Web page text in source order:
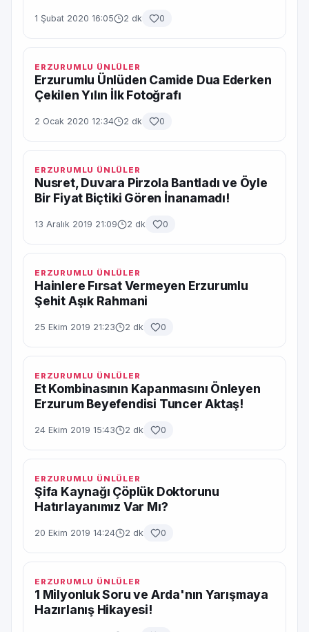
1 Şubat 2020 16:05 2 dk 0
ERZURUMLU ÜNLÜLER
Erzurumlu Ünlüden Camide Dua Ederken
Çekilen Yılın İlk Fotoğrafı
2 Ocak 2020 12:34 2 dk 0
ERZURUMLU ÜNLÜLER
Nusret, Duvara Pirzola Bantladı ve Öyle
Bir Fiyat Biçtiki Gören İnanamadı!
13 Aralık 2019 21:09 2 dk 0
ERZURUMLU ÜNLÜLER
Hainlere Fırsat Vermeyen Erzurumlu
Şehit Aşık Rahmani
25 Ekim 2019 21:23 2 dk 0
ERZURUMLU ÜNLÜLER
Et Kombinasının Kapanmasını Önleyen
Erzurum Beyefendisi Tuncer Aktaş!
24 Ekim 2019 15:43 2 dk 0
ERZURUMLU ÜNLÜLER
Şifa Kaynağı Çöplük Doktorunu
Hatırlayanımız Var Mı?
20 Ekim 2019 14:24 2 dk 0
ERZURUMLU ÜNLÜLER
1 Milyonluk Soru ve Arda'nın Yarışmaya
Hazırlanış Hikayesi!